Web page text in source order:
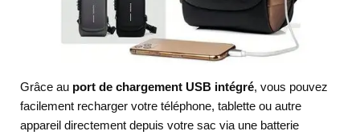
Grâce au port de chargement USB intégré, vous pouvez
facilement recharger votre téléphone, tablette ou autre
appareil directement depuis votre sac via une batterie